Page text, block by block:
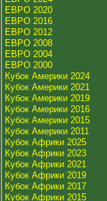
ЕВРО 2020
ЕВРО 2016
ЕВРО 2012
ЕВРО 2008
ЕВРО 2004
ЕВРО 2000
Кубок Америки 2024
Кубок Америки 2021
Кубок Америки 2019
Кубок Америки 2016
Кубок Америки 2015
Кубок Америки 2011
Кубок Африки 2025
Кубок Африки 2023
Кубок Африки 2021
Кубок Африки 2019
Кубок Африки 2017
Кубок Африки 2015